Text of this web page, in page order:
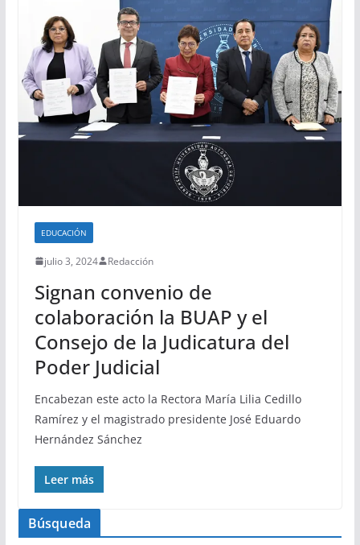
EDUCACIÓN
julio 3, 2024 Redacción
Signan convenio de
colaboración la BUAP y el
Consejo de la Judicatura del
Poder Judicial
Encabezan este acto la Rectora María Lilia Cedillo
Ramírez y el magistrado presidente José Eduardo
Hernández Sánchez
Leer más
Búsqueda